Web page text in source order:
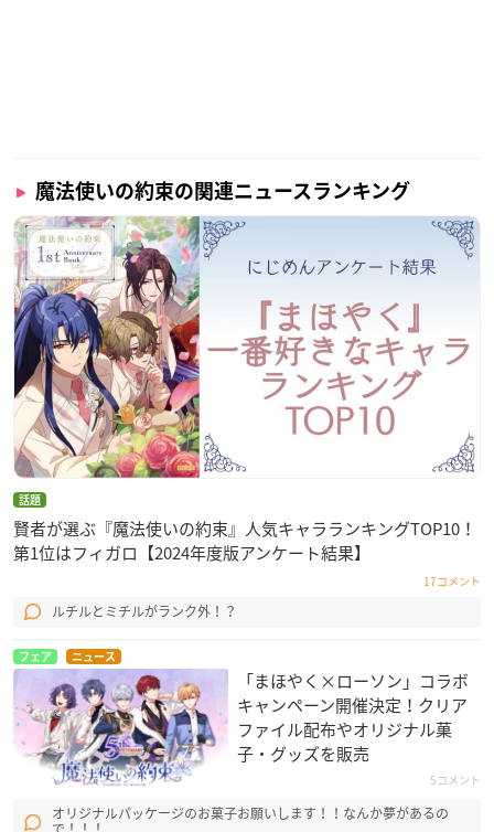
魔法使いの約束の関連ニュースランキング
話題
賢者が選ぶ『魔法使いの約束』人気キャラランキングTOP10！
第1位はフィガロ【2024年度版アンケート結果】
17コメント
ルチルとミチルがランク外！？
フェア ニュース
「まほやく×ローソン」コラボ
キャンペーン開催決定！クリア
ファイル配布やオリジナル菓
子・グッズを販売
5コメント
オリジナルパッケージのお菓子お願いします！！なんか夢があるの